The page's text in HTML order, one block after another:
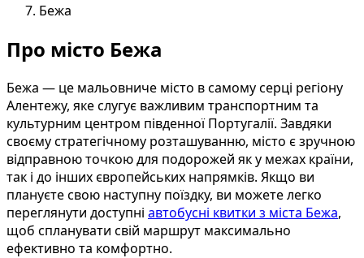
Бежа
Про місто Бежа
Бежа — це мальовниче місто в самому серці регіону
Алентежу, яке слугує важливим транспортним та
культурним центром південної Португалії. Завдяки
своєму стратегічному розташуванню, місто є зручною
відправною точкою для подорожей як у межах країни,
так і до інших європейських напрямків. Якщо ви
плануєте свою наступну поїздку, ви можете легко
переглянути доступні автобусні квитки з міста Бежа,
щоб спланувати свій маршрут максимально
ефективно та комфортно.